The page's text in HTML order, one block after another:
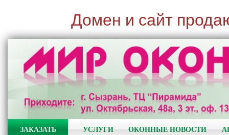
Домен и сайт
ЗАКАЗАТЬ УСЛУГИ ОКОННЫЕ НОВОСТИ